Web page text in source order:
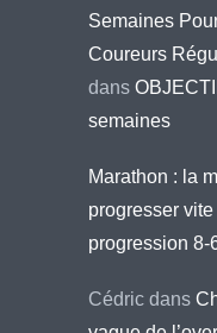
Semaines
Coureurs
dans
semaines
Marathon : la
progresser vite
progression 8-
Cédric dans